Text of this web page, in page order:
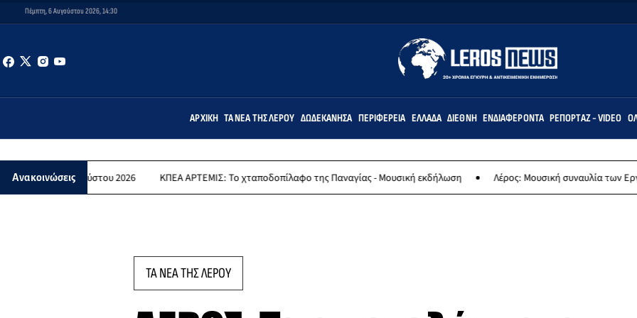
Πέμπτη, 6 Αυγούστου 2026, 14:30
ΑΡΧΙΚΉ ΤΑ ΝΈΑ ΤΗΣ ΛΈΡΟΥ ΔΩΔΕΚΆΝΗΣΑ ΠΕΡΙΦΈΡΕΙΑ ΕΛΛΆΔΑ ΔΙΕΘΝΉ ΕΝΔΙΑΦΈΡΟΝΤΑ ΡΕΠΟΡΤΆΖ - VIDEO
Ανακοινώσεις ΚΠΕΑ ΑΡΤΕΜΙΣ: Το χταποδοπίλαφο της Παναγίας - Μουσική εκδήλωση Λέρος: Μουσική συναυλία των Εργαστηρίων
ΤΑ ΝΕΑ ΤΗΣ ΛΕΡΟΥ